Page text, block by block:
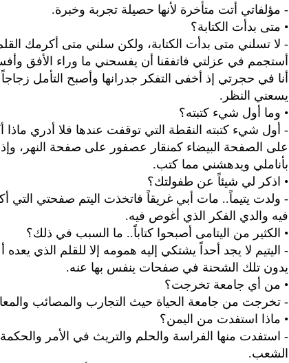
- مؤلفاتي أتت متأخرة لأنها حصيلة تجربة وخبرة.
• متى بدأت الكتابة؟
- لا تسلني متى بدأت الكتابة، ولكن سلني متى أكرمك
أستجمم في عزلتي فاتفقنا أن يفسحني ما وراء الأفق
أنا في حجرتي إذ أخفى التفكر جدرانها وأصبح التأمل
يسعني النظر.
• وما أول شيء كتبته؟
- أول شيء كتبته النقطة التي توقفت عندها فلا أدري ماذا
على الصفحة البيضاء كمنقار عصفور على صفحة النهر،
بأناملي ويدهشني مما كتب.
• اذكر لي شيئاً عن طفولتك؟
- ولدت يتيماً.. مات أبي غريقاً فاتخذت اليتم صفحتي التي
فيه والدي الفكر الذي أغوص فيه.
• الكثير من اليتامى أصبحوا كتاباً.. ما السبب في ذلك؟
- اليتيم لا يجد أحداً يشتكي إليه همومه إلا للقلم الذي
يدون تلك الشحنة في صفحات ينفس بها عنه.
• من أي جامعة تخرجت؟
- تخرجت من جامعة الحياة حيث التجارب والمصائب
• ماذا استفدت من اليمن؟
- استفدت منها الفراسة والحلم والتريث في الأمر
الشعب.